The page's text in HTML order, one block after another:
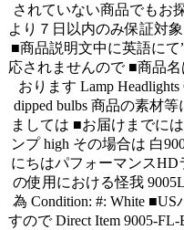
されていない商品でもお
より７日以内のみ保証対象
■商品説明文中に英語に
応されませんので ■商品
おります Lamp Headlights
dipped bulbs 商品の素材
ましては ■お届けまでに
ンプ high その場合は 白
にちはパフォーマンスHD
の使用における怪我
為 Condition: #: White
すので Direct Item 9005-